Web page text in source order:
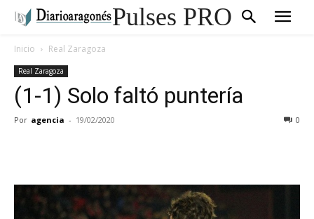
Pulses PRO
Inicio Real Zaragoza
Real Zaragoza
(1-1) Solo faltó puntería
Por agencia - 19/02/2020 0